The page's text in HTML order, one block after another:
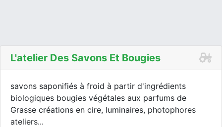
L'atelier Des Savons Et Bougies
savons saponifiés à froid à partir d'ingrédients
biologiques bougies végétales aux parfums de
Grasse créations en cire, luminaires, photophores
ateliers...